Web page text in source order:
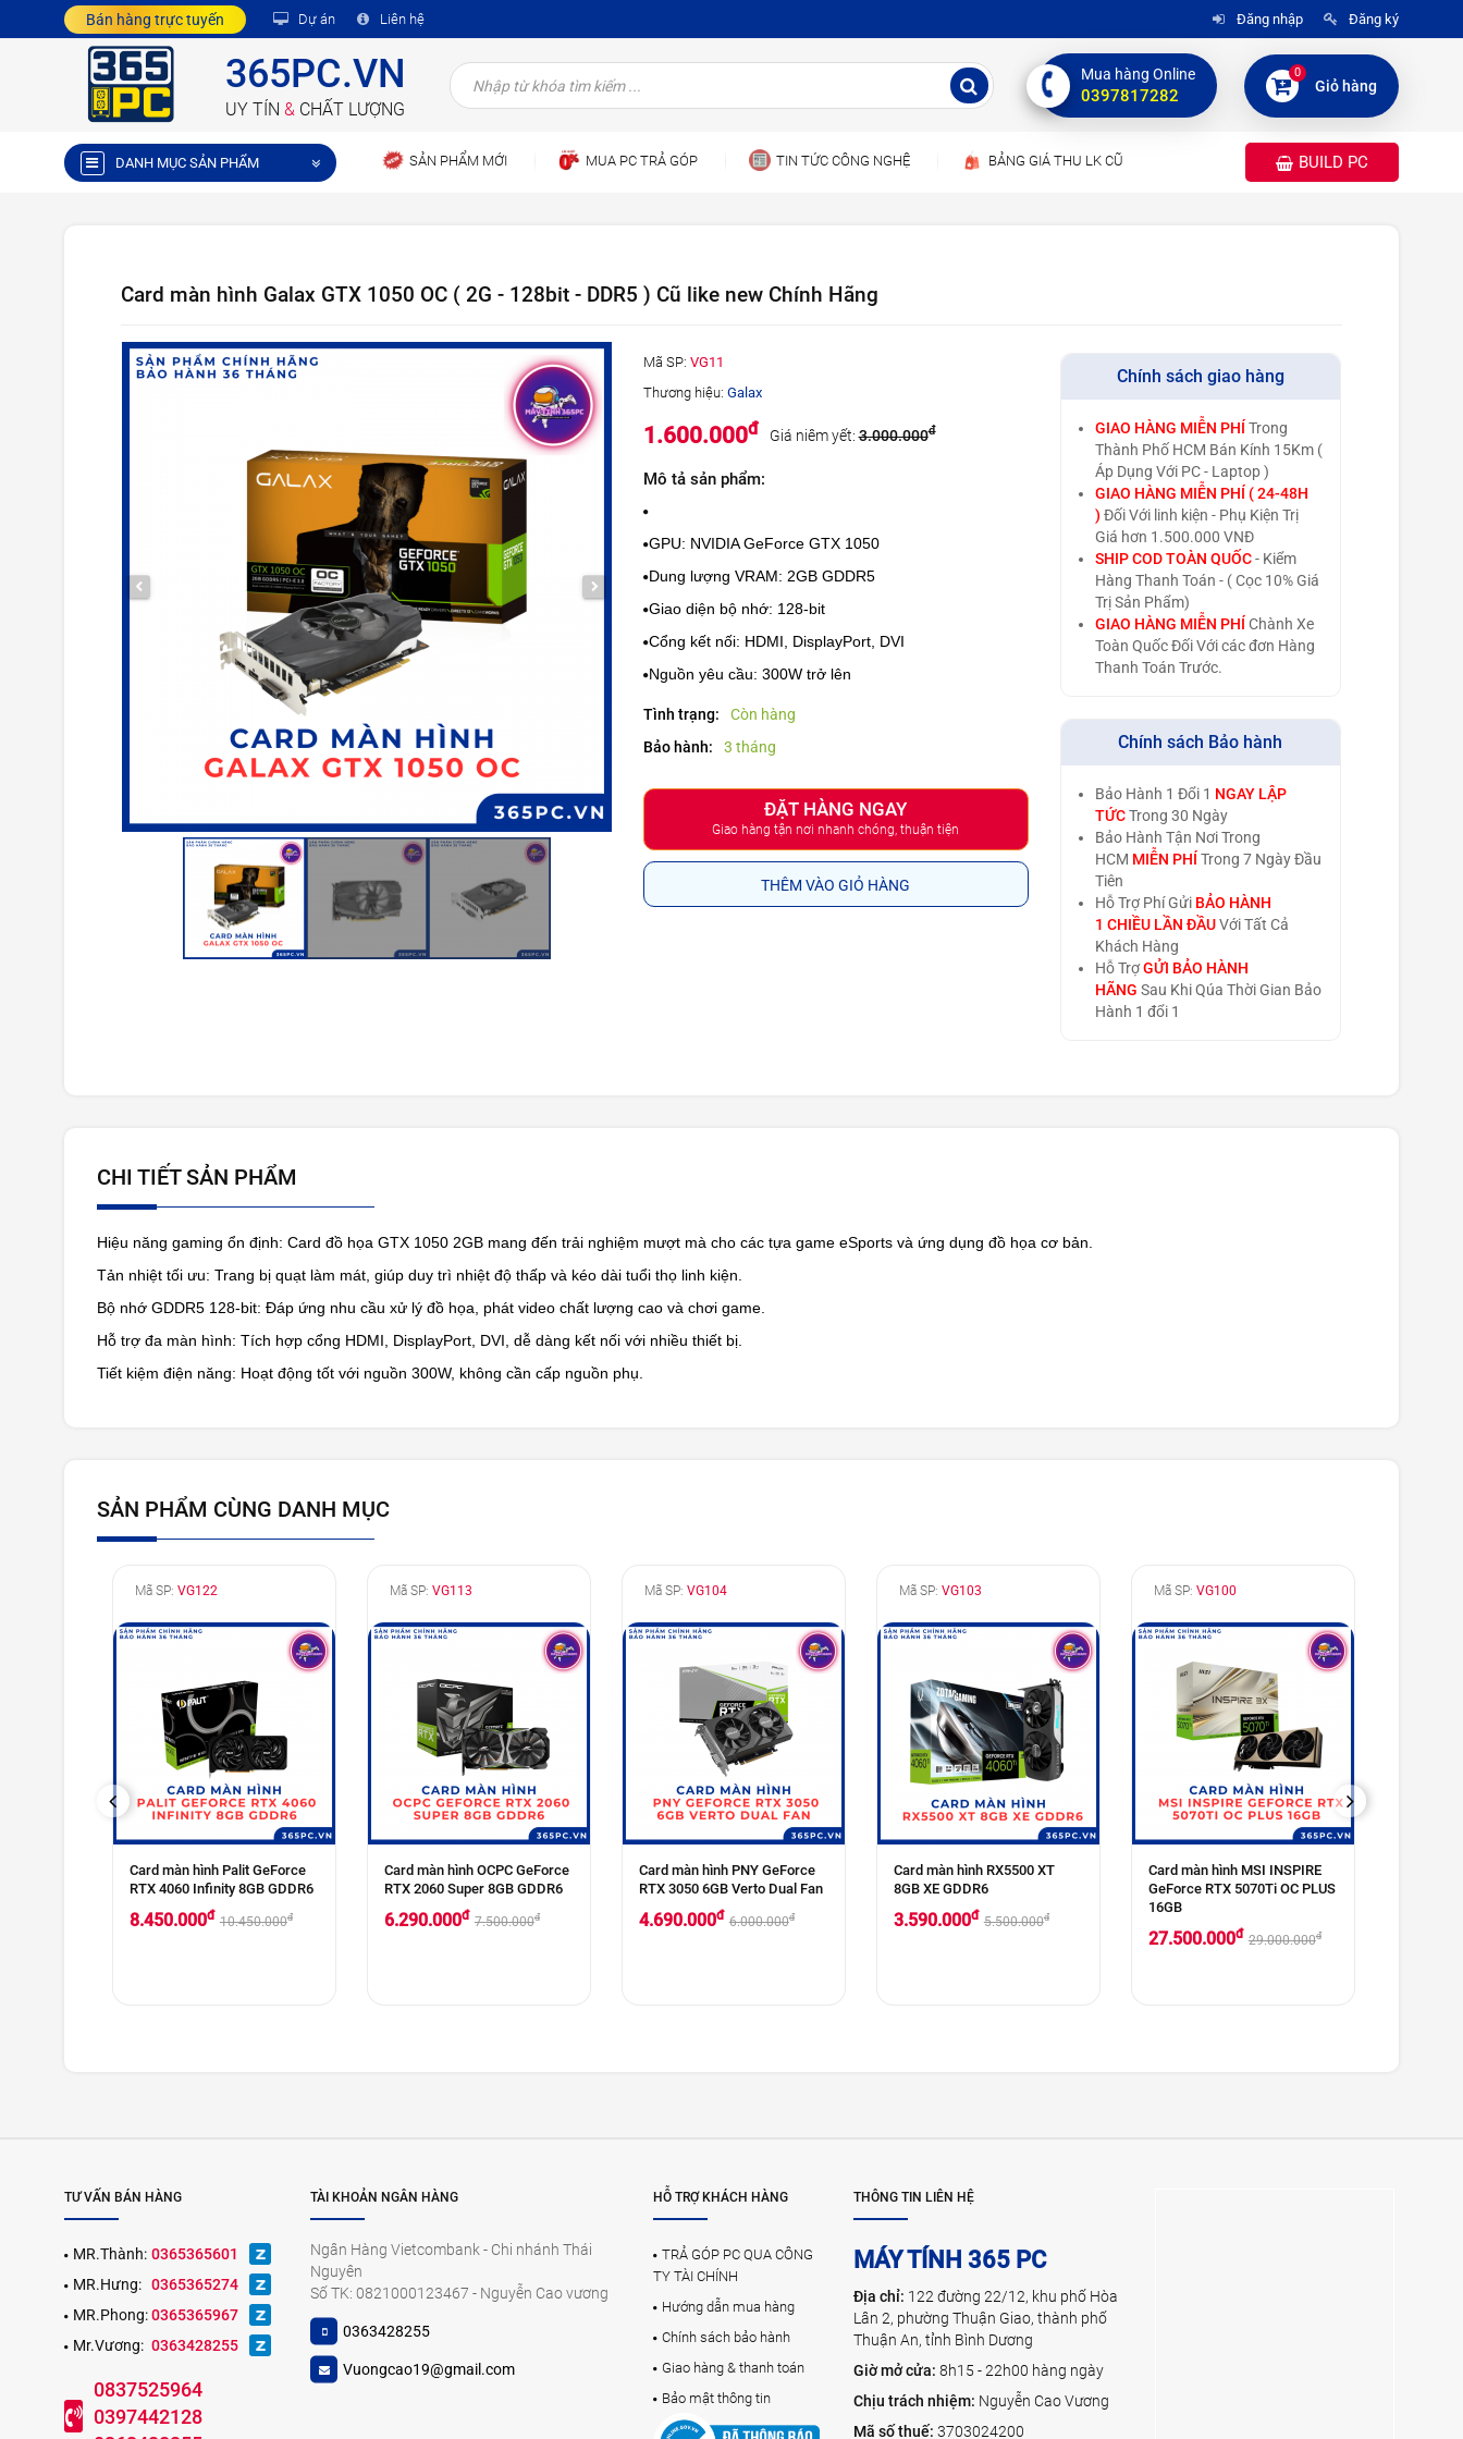
Bán hàng trực tuyến Dự án Liên hệ Đăng nhập Đăng ký
365PC.VN
UY TÍN & CHẤT LƯỢNG
Mua hàng Online
0397817282
0
Giỏ hàng
DANH MỤC SẢN PHẨM SẢN PHẨM MỚI MUA PC TRẢ GÓP TIN TỨC CÔNG NGHỆ BẢNG GIÁ THU LK CŨ BUILD PC
Card màn hình Galax GTX 1050 OC ( 2G - 128bit - DDR5 ) Cũ like new Chính Hãng
Mã SP: VG11
Thương hiệu: Galax
1.600.000đ Giá niêm yết:3.000.000đ
Mô tả sản phẩm:
GPU: NVIDIA GeForce GTX 1050
Dung lượng VRAM: 2GB GDDR5
Giao diện bộ nhớ: 128-bit
Cổng kết nối: HDMI, DisplayPort, DVI
Nguồn yêu cầu: 300W trở lên
Tình trạng:
Còn hàng
Bảo hành:
3 tháng
ĐẶT HÀNG NGAY
Giao hàng tận nơi nhanh chóng, thuận tiện
THÊM VÀO GIỎ HÀNG
Chính sách giao hàng
GIAO HÀNG MIỄN PHÍ Trong
Thành Phố HCM Bán Kính 15Km (
Áp Dụng Với PC - Laptop )
GIAO HÀNG MIỄN PHÍ ( 24-48H
) Đối Với linh kiện - Phụ Kiện Trị
Giá hơn 1.500.000 VNĐ
SHIP COD TOÀN QUỐC- Kiểm
Hàng Thanh Toán - ( Cọc 10% Giá
Trị Sản Phẩm)
GIAO HÀNG MIỄN PHÍ Chành Xe
Toàn Quốc Đối Với các đơn Hàng
Thanh Toán Trước.
Chính sách Bảo hành
Bảo Hành 1 Đổi 1 NGAY LẬP
TỨCTrong 30 Ngày
Bảo Hành Tận Nơi Trong
HCM MIỄN PHÍ Trong 7 Ngày Đầu
Tiên
Hỗ Trợ Phí Gửi BẢO HÀNH
1 CHIỀU LẦN ĐẦU Với Tất Cả
Khách Hàng
Hỗ TrợGỬI BẢO HÀNH
HÃNG Sau Khi Qúa Thời Gian Bảo
Hành 1 đổi 1
CHI TIẾT SẢN PHẨM
Hiệu năng gaming ổn định: Card đồ họa GTX 1050 2GB mang đến trải nghiệm mượt mà cho các tựa game eSports và ứng dụng đồ họa cơ bản.
Tản nhiệt tối ưu: Trang bị quạt làm mát, giúp duy trì nhiệt độ thấp và kéo dài tuổi thọ linh kiện.
Bộ nhớ GDDR5 128-bit: Đáp ứng nhu cầu xử lý đồ họa, phát video chất lượng cao và chơi game.
Hỗ trợ đa màn hình: Tích hợp cổng HDMI, DisplayPort, DVI, dễ dàng kết nối với nhiều thiết bị.
Tiết kiệm điện năng: Hoạt động tốt với nguồn 300W, không cần cấp nguồn phụ.
SẢN PHẨM CÙNG DANH MỤC
PREVIOUS
Mã SP: VG122
Card màn hình Palit GeForce
RTX 4060 Infinity 8GB GDDR6
8.450.000đ 10.450.000đ
Mã SP: VG113
Card màn hình OCPC GeForce
RTX 2060 Super 8GB GDDR6
6.290.000đ 7.500.000đ
Mã SP: VG104
Card màn hình PNY GeForce
RTX 3050 6GB Verto Dual Fan
4.690.000đ 6.000.000đ
Mã SP: VG103
Card màn hình RX5500 XT
8GB XE GDDR6
3.590.000đ 5.500.000đ
Mã SP: VG100
Card màn hình MSI INSPIRE
GeForce RTX 5070Ti OC PLUS
16GB
27.500.000đ 29.000.000đ
NEXT
TƯ VẤN BÁN HÀNG
MR.Thành: 0365365601
MR.Hưng: 0365365274
MR.Phong:0365365967
Mr.Vương: 0363428255
0837525964
0397442128
TÀI KHOẢN NGÂN HÀNG
Ngân Hàng Vietcombank - Chi nhánh Thái
Nguyên
Số TK: 0821000123467 - Nguyễn Cao vương
0363428255
Vuongcao19@gmail.com
HỖ TRỢ KHÁCH HÀNG
TRẢ GÓP PC QUA CÔNG
TY TÀI CHÍNH
Hướng dẫn mua hàng
Chính sách bảo hành
Giao hàng & thanh toán
Bảo mật thông tin
THÔNG TIN LIÊN HỆ
MÁY TÍNH 365 PC
Địa chỉ: 122 đường 22/12, khu phố Hòa
Lân 2, phường Thuận Giao, thành phố
Thuận An, tỉnh Bình Dương
Giờ mở cửa:8h15 - 22h00 hàng ngày
Chịu trách nhiệm: Nguyễn Cao Vương
Mã số thuế:3703024200